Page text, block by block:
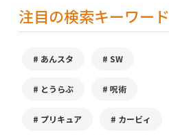
注目の検索キーワード
あんスタ SW
とうらぶ 呪術
プリキュア カービィ